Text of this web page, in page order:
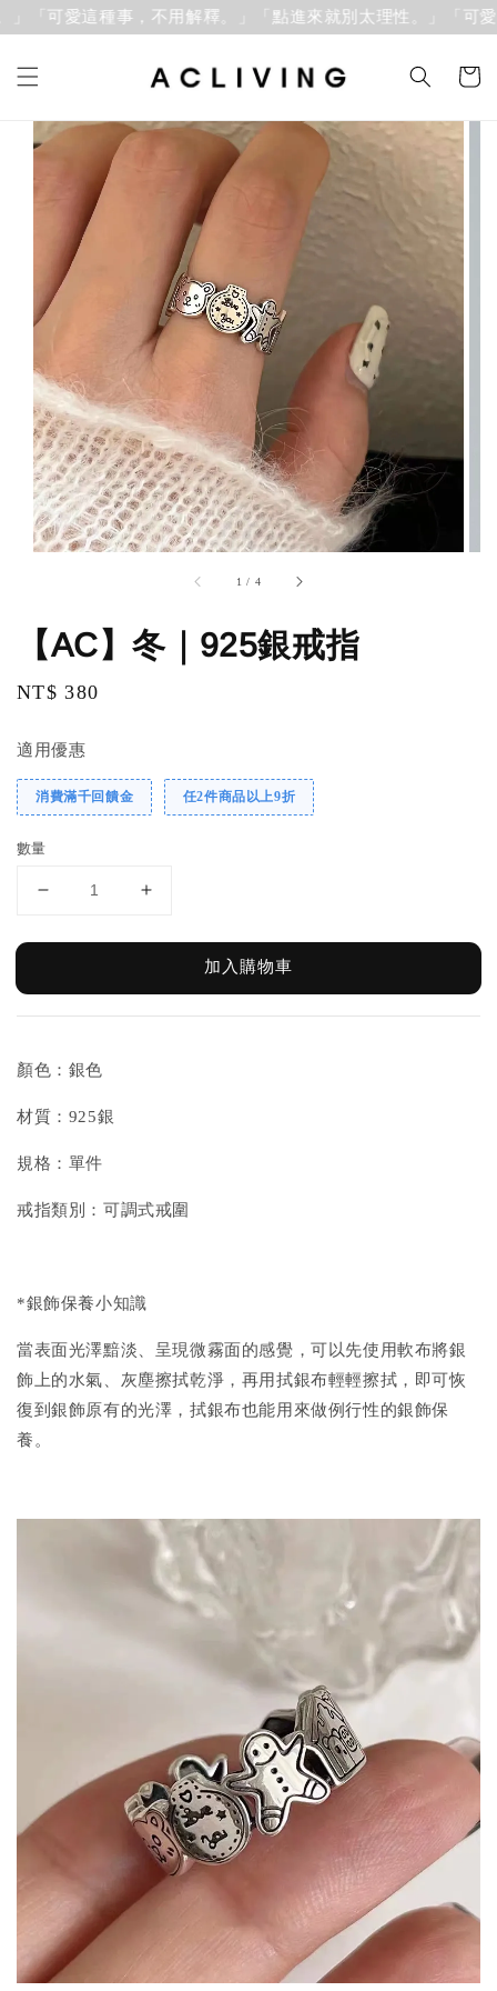
「可愛這種事，不用解釋。」 「點進來就別太理性。」「可愛
1 / 4
【AC】冬｜925銀戒指
Regular
NT$ 380
適用優惠
消費滿千回饋金 任2件商品以上9折
數量
加入購物車
顏色：銀色
材質：925銀
規格：單件
戒指類別：可調式戒圍
*銀飾保養小知識
當表面光澤黯淡、呈現微霧面的感覺，可以先使用軟布將銀
飾上的水氣、灰塵擦拭乾淨，再用拭銀布輕輕擦拭，即可恢
復到銀飾原有的光澤，拭銀布也能用來做例行性的銀飾保
養。